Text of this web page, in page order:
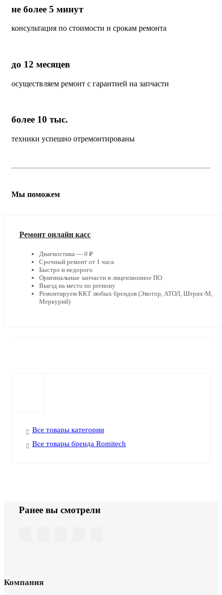
не более 5 минут
консультация по стоимости и срокам ремонта
до 12 месяцев
осуществляем ремонт с гарантией на запчасти
более 10 тыс.
техники успешно отремонтированы
Мы поможем
Ремонт онлайн касс
Диагностика — 0 ₽
Срочный ремонт от 1 часа
Быстро и недорого
Оригинальные запчасти и лицензионное ПО
Выезд на место по региону
Ремонтируем ККТ любых брендов (Эвотор, АТОЛ, Штрих-М,
Меркурий)
Все товары категории
Все товары бренда Romitech
Ранее вы смотрели
Компания